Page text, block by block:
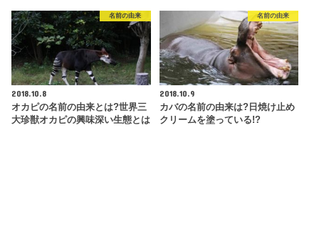
名前の由来
2018.10.8
オカピの名前の由来とは?世界三
大珍獣オカピの興味深い生態とは
名前の由来
2018.10.9
カバの名前の由来は?日焼け止め
クリームを塗っている!?